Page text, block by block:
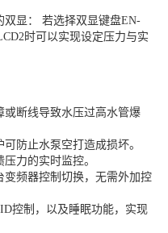
双显： 若选择双显键盘EN-
时可以实现设定压力与实
或断线导致水压过高水管爆
防止水泵空打造成损坏。
力的实时监控。
频器控制切换，无需外加控
控制，以及睡眠功能，实现